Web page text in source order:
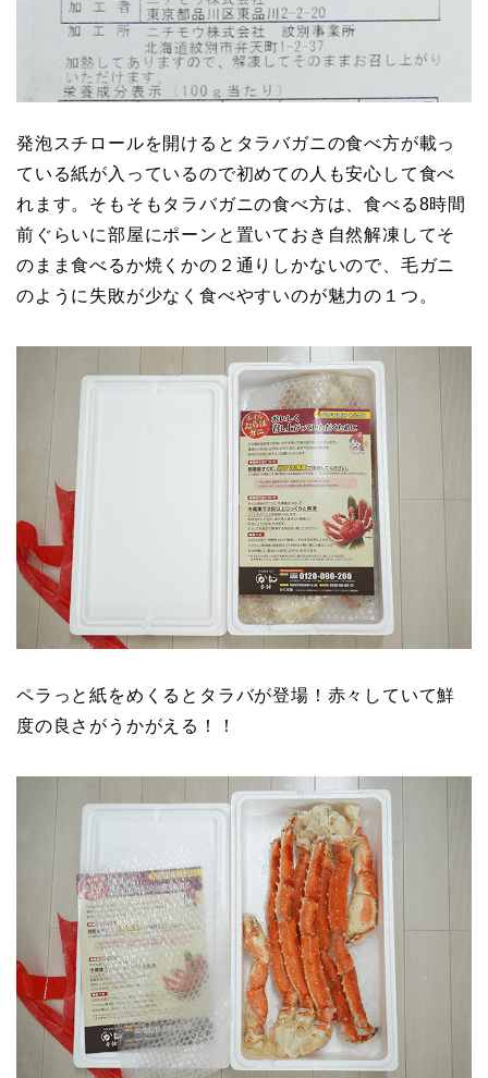
発泡スチロールを開けるとタラバガニの食べ方が載っ
ている紙が入っているので初めての人も安心して食べ
れます。そもそもタラバガニの食べ方は、食べる8時間
前ぐらいに部屋にポーンと置いておき自然解凍してそ
のまま食べるか焼くかの２通りしかないので、毛ガニ
のように失敗が少なく食べやすいのが魅力の１つ。
ペラっと紙をめくるとタラバが登場！赤々していて鮮
度の良さがうかがえる！！